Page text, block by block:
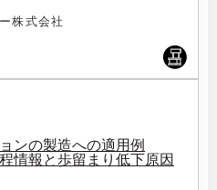
株式会社
ンの製造への適用例
情報と歩留まり低下原因